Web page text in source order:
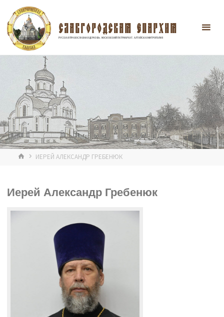
Перейти
содержимому
СЛАВГОРОДСКАЯ ЕПАРХИЯ
РУССКАЯ ПРАВОСЛАВНАЯ ЦЕРКОВЬ. МОСКОВСКИЙ ПАТРИАРХАТ. АЛТАЙСКАЯ МИТРОПОЛИЯ
ГЛАВНАЯ
ИЕРЕЙ АЛЕКСАНДР ГРЕБЕНЮК
Иерей Александр Гребенюк